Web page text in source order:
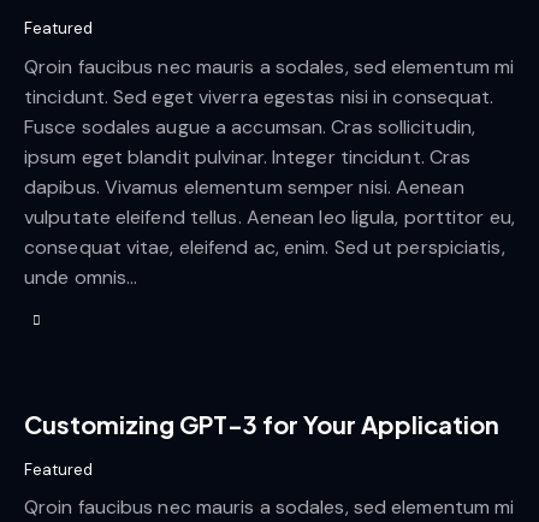
Featured
Qroin faucibus nec mauris a sodales, sed elementum mi
tincidunt. Sed eget viverra egestas nisi in consequat.
Fusce sodales augue a accumsan. Cras sollicitudin,
ipsum eget blandit pulvinar. Integer tincidunt. Cras
dapibus. Vivamus elementum semper nisi. Aenean
vulputate eleifend tellus. Aenean leo ligula, porttitor eu,
consequat vitae, eleifend ac, enim. Sed ut perspiciatis,
unde omnis…
Customizing GPT-3 for Your Application
Featured
Qroin faucibus nec mauris a sodales, sed elementum mi